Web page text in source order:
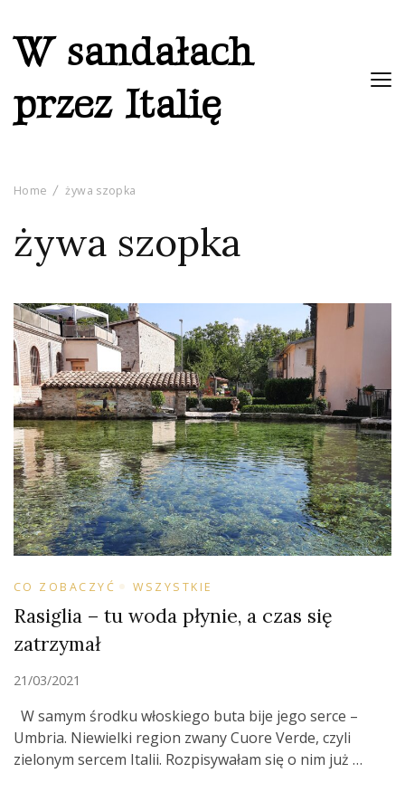
W sandałach
przez Italię
Home żywa szopka
żywa szopka
CO ZOBACZYĆ WSZYSTKIE
Rasiglia – tu woda płynie, a czas się
zatrzymał
21/03/2021
W samym środku włoskiego buta bije jego serce –
Umbria. Niewielki region zwany Cuore Verde, czyli
zielonym sercem Italii. Rozpisywałam się o nim już …